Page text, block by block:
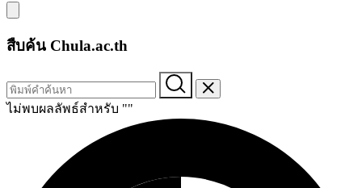
สืบค้น Chula.ac.th
ไม่พบผลลัพธ์สำหรับ ""